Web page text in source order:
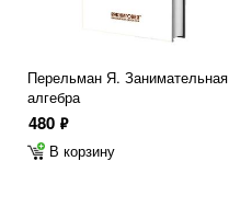
Перельман Я. Занимательная
алгебра
480 ф
В корзину